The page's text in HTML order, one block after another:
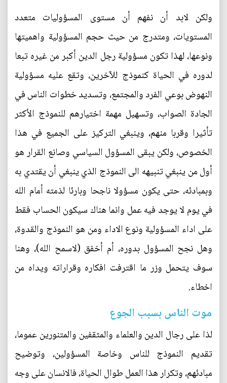
ولكن لابد أن نفهم أن مستوى المسؤوليات متعدد
المستويات، ومتدرج من حيث حجم المسؤولية واهميتها
ونوعها، لهذا تكون مسؤولية رجل الدين أكبر من غيره تبعا
لدوره في الحياة كنموذج للآخرين، وتقع عليه مسؤولية
النهوض بوعي الفرد والمجتمع، وتسديد خطوات الناس في
الجادة الصواب، وتسهيل مهمة اختيارهم للنموذج الأكثر
تأثيرا وقربا منهم، وينبغي التركيز على الجميع في هذا
الخصوص، ولكن يبقى المسؤول السياسي وصانع القرار هو
أول من ينبغي تنبيهه الى النموذج الذي ينبغي أن يقتدي به
وبمبادئه، حتى يكون مسؤولا ناجحا وبارئا لذمته أمام الله
في يوم لا يوجد فيه عمل وانما هناك سيكون الحساب فقط
على اداء المسؤولية ونوع الاداء ومن هو النموذج والقدوة،
وهل نجح المسؤول بدوره، أم أخفق (لاسمح الله)، وهنا
سوف يتحمل وزر ما اقترفت افكاره وقراراته ويداه من
اخطاء.
موت الناس بسبب الجوع
لذا على رجال الدين والعلماء والمثقفين والمتنورين عموما،
تقديم النموذج للناس وخاصة المسؤولين، وتوضيح
مبادئهم، وتكرار هذا العمل طوال الحياة، فالانسان على وجه